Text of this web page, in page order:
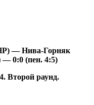
— Нива-Горняк
— 0:0 (пен. 4:5)
Второй раунд.